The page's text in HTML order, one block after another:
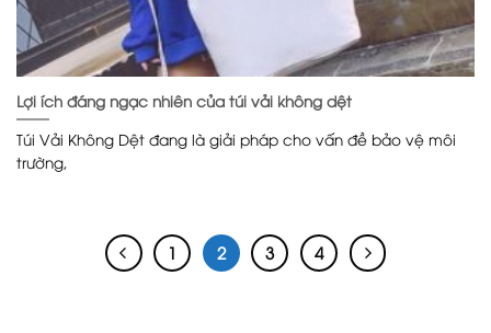
Lợi ích đáng ngạc nhiên của túi vải không dệt
Túi Vải Không Dệt đang là giải pháp cho vấn đề bảo vệ môi
trường,
1 2 3 4